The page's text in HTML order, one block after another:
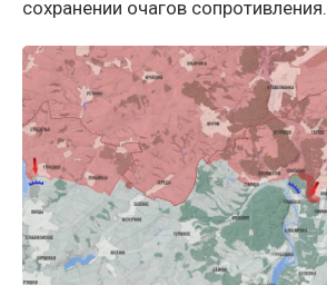
сохранении очагов сопротивления.